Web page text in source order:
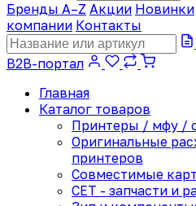
Бренды A–Z Акции Новинки
компании Контакты
B2B-портал
Главная
Каталог товаров
Принтеры / мфу /
Оригинальные
принтеров
Совместимые
CET - запчасти и